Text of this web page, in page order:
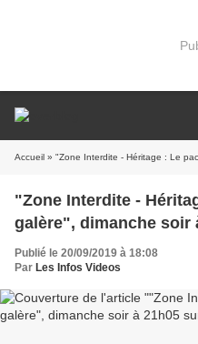
Accueil » "Zone Interdite - Héritage : Le
"Zone Interdite -
galère", dimanche soir
Publié le 20/09/2019 à 18:08
Par Les Infos Videos